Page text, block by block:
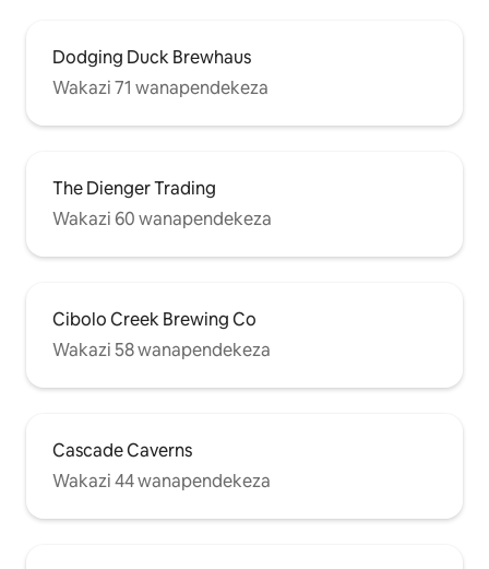
Dodging Duck Brewhaus
Wakazi 71 wanapendekeza
The Dienger Trading
Wakazi 60 wanapendekeza
Cibolo Creek Brewing Co
Wakazi 58 wanapendekeza
Cascade Caverns
Wakazi 44 wanapendekeza